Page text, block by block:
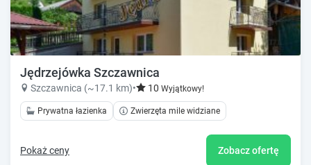
Jędrzejówka Szczawnica
Szczawnica (~17.1 km)• 10 Wyjątkowy!
Prywatna łazienka Zwierzęta mile widziane
Pokaż ceny Zobacz ofertę